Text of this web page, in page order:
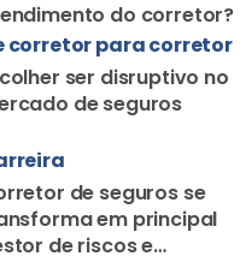
do corretor?
corretor para corretor
ser disruptivo no
de seguros
de seguros se
em principal
de riscos e